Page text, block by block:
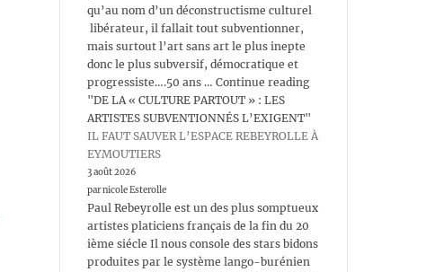
qu’au nom d’un déconstructisme culturel
libérateur, il fallait tout subventionner,
mais surtout l’art sans art le plus inepte
donc le plus subversif, démocratique et
progressiste….50 ans … Continue reading
"DE LA « CULTURE PARTOUT » : LES
ARTISTES SUBVENTIONNÉS L’EXIGENT"
IL FAUT SAUVER L’ESPACE REBEYROLLE À
EYMOUTIERS
3 août 2026
par nicole Esterolle
Paul Rebeyrolle est un des plus somptueux
artistes platiciens français de la fin du 20
ième siécle Il nous console des stars bidons
produites par le système lango-burénien